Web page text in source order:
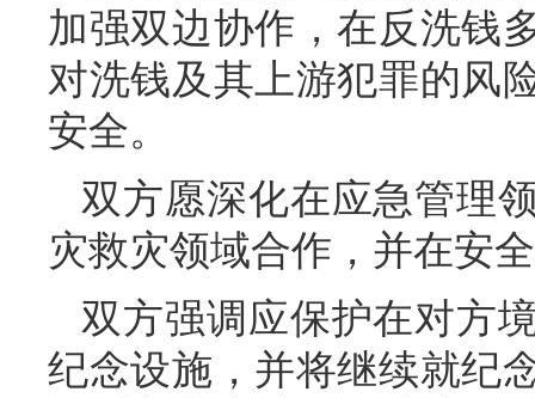
加强双边协作，在反洗钱
对洗钱及其上游犯罪的风
安全。
双方愿深化在应急管理
灾救灾领域合作，并在安
双方强调应保护在对方
纪念设施，并将继续就纪